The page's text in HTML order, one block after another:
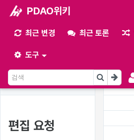
PDAO위키
최근 변경 최근 토론
도구
분류:
파일/
미분류
목록)
편집 요청